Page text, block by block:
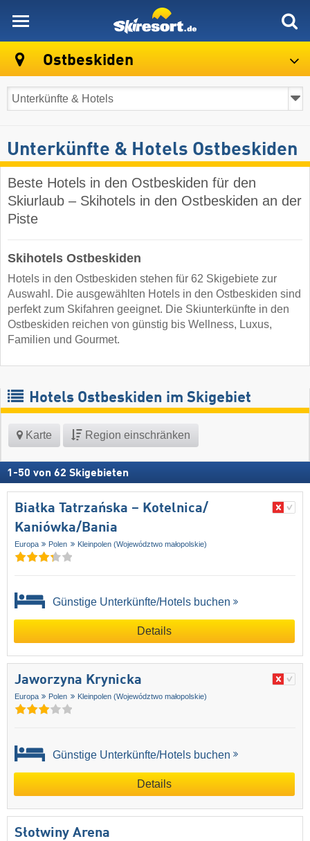
Ostbeskiden
Unterkünfte & Hotels Ostbeskiden
Beste Hotels in den Ostbeskiden für den
Skiurlaub – Skihotels in den Ostbeskiden an der
Piste
Skihotels Ostbeskiden
Hotels in den Ostbeskiden stehen für 62 Skigebiete zur
Auswahl. Die ausgewählten Hotels in den Ostbeskiden sind
perfekt zum Skifahren geeignet. Die Skiunterkünfte in den
Ostbeskiden reichen von günstig bis Wellness, Luxus,
Familien und Gourmet.
Hotels Ostbeskiden im Skigebiet
Karte Region einschränken
1 -50 von 62 Skigebieten
Białka Tatrzańska – Kotelnica/​
Kaniówka/​Bania
Europa Polen Kleinpolen (Województwo małopolskie)
Günstige Unterkünfte/Hotels buchen
Details
Jaworzyna Krynicka
Europa Polen Kleinpolen (Województwo małopolskie)
Günstige Unterkünfte/Hotels buchen
Details
Słotwiny Arena